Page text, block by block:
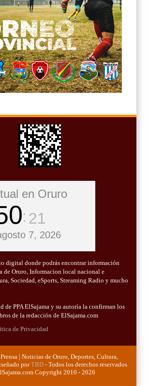
en Oruro
23
7, 2026
digital donde podrás encontrar información
de Oruro, Informacion local nacional e
Sociedad, eSports, Streaming Radio y mucho
de PPA ElSajama y su autoría la confirman los
de la redacción de ElSajama.com
de Privacidad
| Noticias de Oruro, Deportes, Cultura,
porTBD- Todos los derechos reservados
Copyright 2010 - 2026